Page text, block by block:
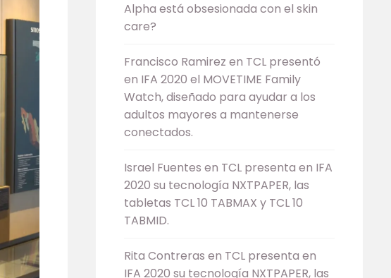
Alpha está obsesionada con el skin
care?
Francisco Ramirez en TCL presentó
en IFA 2020 el MOVETIME Family
Watch, diseñado para ayudar a los
adultos mayores a mantenerse
conectados.
Israel Fuentes en TCL presenta en IFA
2020 su tecnología NXTPAPER, las
tabletas TCL 10 TABMAX y TCL 10
TABMID.
Rita Contreras en TCL presenta en
IFA 2020 su tecnología NXTPAPER, las